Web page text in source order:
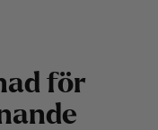
för